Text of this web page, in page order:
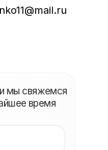
мы свяжемся
время